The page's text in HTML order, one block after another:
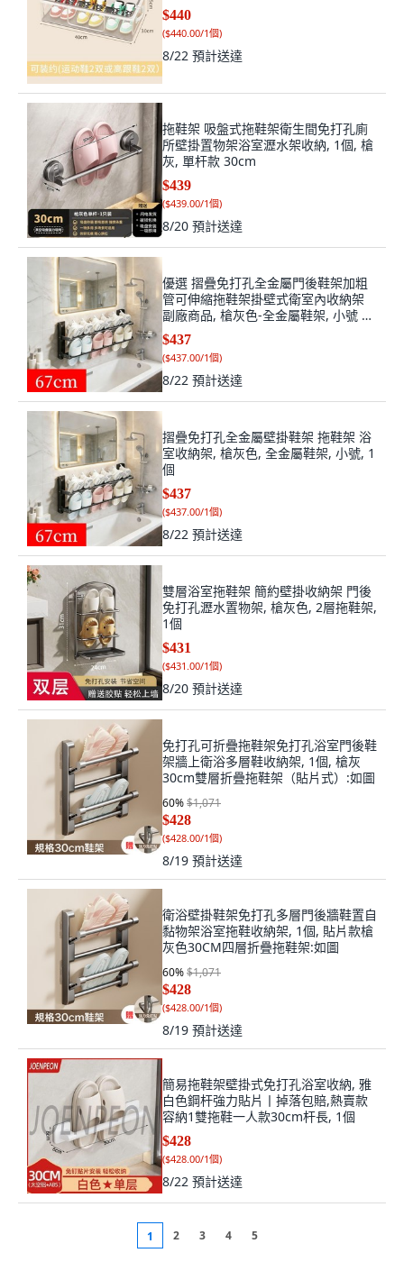
$440
($440.00/1個)
8/22 預計送達
拖鞋架 吸盤式拖鞋架衛生間免打孔廁
所壁掛置物架浴室瀝水架收納, 1個, 槍
灰, 單杆款 30cm
$439
($439.00/1個)
8/20 預計送達
優選 摺疊免打孔全金屬門後鞋架加粗
管可伸縮拖鞋架掛壁式衛室內收納架
副廠商品, 槍灰色-全金屬鞋架, 小號 壁
掛整潔收納免打孔, 1個
$437
($437.00/1個)
8/22 預計送達
摺疊免打孔全金屬壁掛鞋架 拖鞋架 浴
室收納架, 槍灰色, 全金屬鞋架, 小號, 1
個
$437
($437.00/1個)
8/22 預計送達
雙層浴室拖鞋架 簡約壁掛收納架 門後
免打孔瀝水置物架, 槍灰色, 2層拖鞋架,
1個
$431
($431.00/1個)
8/20 預計送達
免打孔可折疊拖鞋架免打孔浴室門後鞋
架牆上衛浴多層鞋收納架, 1個, 槍灰
30cm雙層折疊拖鞋架（貼片式）:如圖
60%$1,071
$428
($428.00/1個)
8/19 預計送達
衛浴壁掛鞋架免打孔多層門後牆鞋置自
黏物架浴室拖鞋收納架, 1個, 貼片款槍
灰色30CM四層折疊拖鞋架:如圖
60%$1,071
$428
($428.00/1個)
8/19 預計送達
簡易拖鞋架壁掛式免打孔浴室收納, 雅
白色鋼杆強力貼片丨掉落包賠,熱賣款
容納1雙拖鞋一人款30cm杆長, 1個
$428
($428.00/1個)
8/22 預計送達
1 2 3 4 5